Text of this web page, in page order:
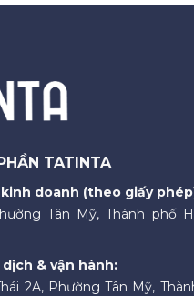
TATINTA
doanh (theo giấy
Tân Mỹ, Thành phố
& vận hành:
2A, Phường Tân Mỹ,